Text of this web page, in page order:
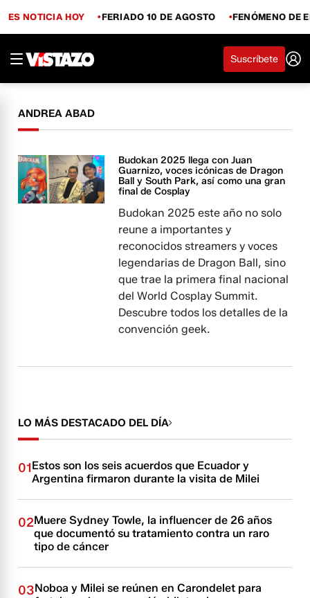
ES NOTICIA HOY FERIADO 10 DE AGOSTO FENÓMENO DE
Suscríbete
ANDREA ABAD
Budokan 2025 llega con Juan
Guarnizo, voces icónicas de Dragon
Ball y South Park, así como una gran
final de Cosplay
Budokan 2025 este año no solo
reune a importantes y
reconocidos streamers y voces
legendarias de Dragon Ball, sino
que trae la primera final nacional
del World Cosplay Summit.
Descubre todos los detalles de la
convención geek.
LO MÁS DESTACADO DEL DÍA
01Estos son los seis acuerdos que Ecuador y
Argentina firmaron durante la visita de Milei
02Muere Sydney Towle, la influencer de 26 años
que documentó su tratamiento contra un raro
tipo de cáncer
03Noboa y Milei se reúnen en Carondelet para